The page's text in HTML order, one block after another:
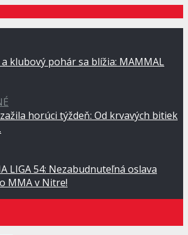
klubový pohár sa blížia: MAMMAL
horúci týždeň: Od krvavých bitiek
LIGA 54: Nezabudnuteľná oslava
MMA v Nitre!